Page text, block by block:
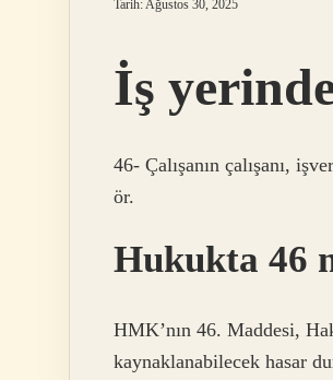
Tarih: Ağustos 30, 2025
İş
46- Çalışanın çalışanı,
ör.
Hukukta 46
HMK’nın 46. Maddesi,
kaynaklanabilecek hasar